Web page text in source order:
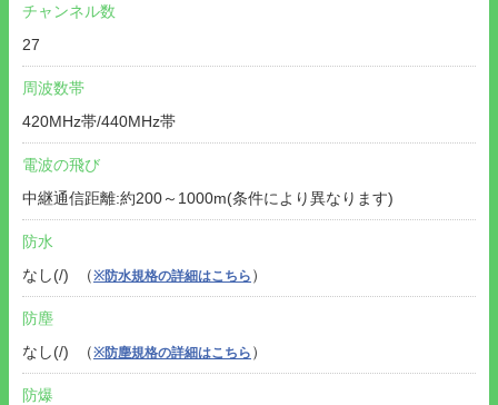
チャンネル数
27
周波数帯
420MHz帯/440MHz帯
電波の飛び
中継通信距離:約200～1000m(条件により異なります)
防水
なし(/) （※防水規格の詳細はこちら ）
防塵
なし(/) （※防塵規格の詳細はこちら ）
防爆